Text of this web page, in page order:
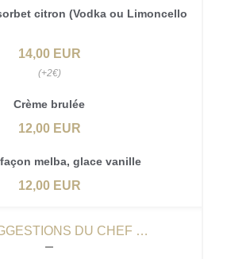
citron (Vodka ou Limoncello
14,00 EUR
(+2€)
Crème brulée
12,00 EUR
melba, glace vanille
12,00 EUR
DU CHEF …